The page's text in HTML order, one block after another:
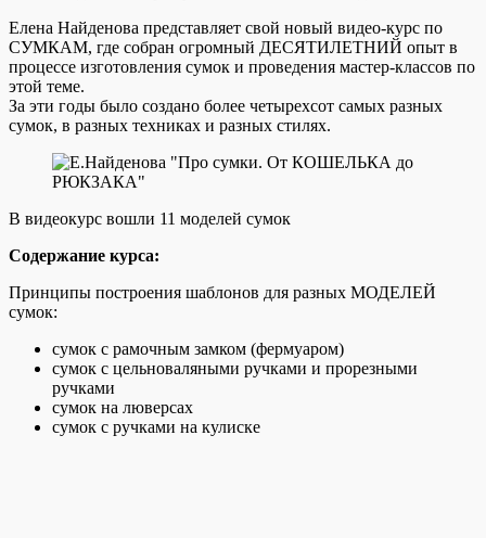
Елена Найденова представляет свой новый видео-курс по
СУМКАМ, где собран огромный ДЕСЯТИЛЕТНИЙ опыт в
процессе изготовления сумок и проведения мастер-классов по
этой теме.
За эти годы было создано более четырехсот самых разных
сумок, в разных техниках и разных стилях.
В видеокурс вошли 11 моделей сумок
Содержание курса:
Принципы построения шаблонов для разных МОДЕЛЕЙ
сумок:
сумок с рамочным замком (фермуаром)
сумок с цельноваляными ручками и прорезными
ручками
сумок на люверсах
сумок с ручками на кулиске